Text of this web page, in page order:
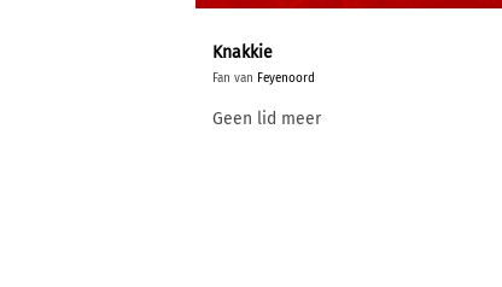
Knakkie
Fan van Feyenoord
Geen lid meer